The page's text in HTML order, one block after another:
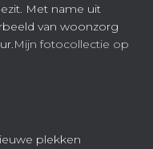
Met name uit
van woonzorg
Mijn fotocollectie op
plekken